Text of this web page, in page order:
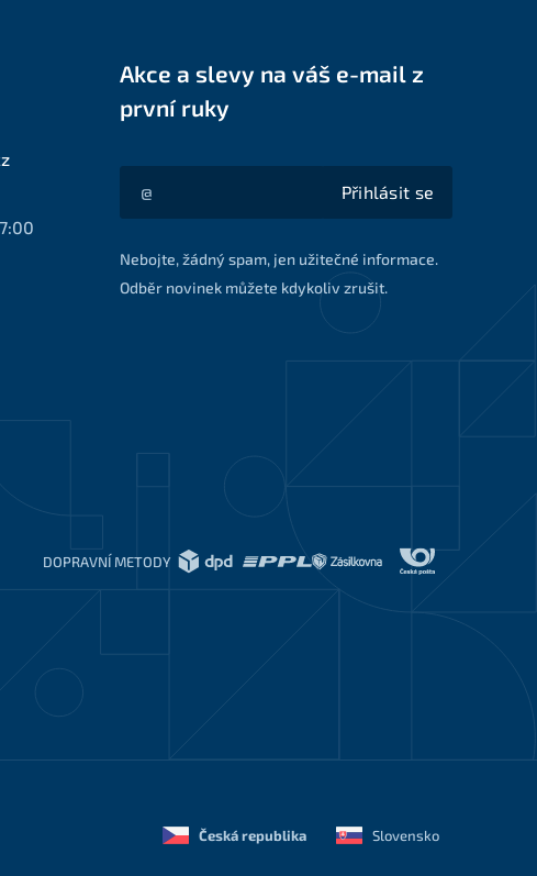
Akce a slevy na váš e-mail z
první ruky
Akce a slevy na váš e-mail z první ruky
Přihlásit se
Nebojte, žádný spam, jen užitečné informace.
Odběr novinek můžete kdykoliv zrušit.
DOPRAVNÍ METODY
Česká republika Slovensko